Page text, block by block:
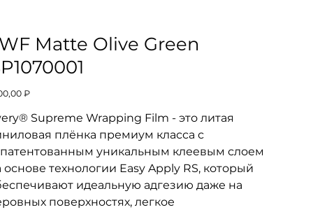
Matte Olive Green
₽
Supreme Wrapping Film - это литая
плёнка премиум класса с
уникальным клеевым слоем
основе технологии Easy Apply RS, который
идеальную адгезию даже на
поверхностях, легкое